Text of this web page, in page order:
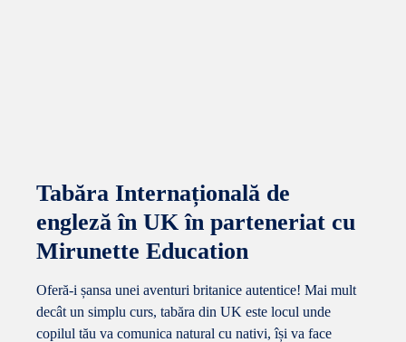
Tabăra Internațională de
engleză în UK în parteneriat cu
Mirunette Education
Oferă-i șansa unei aventuri britanice autentice! Mai mult
decât un simplu curs, tabăra din UK este locul unde
copilul tău va comunica natural cu nativi, își va face